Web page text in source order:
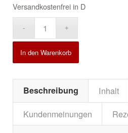
Versandkostenfrei in D
In den Warenkorb
Beschreibung
Inhalt
Kundenmeinungen